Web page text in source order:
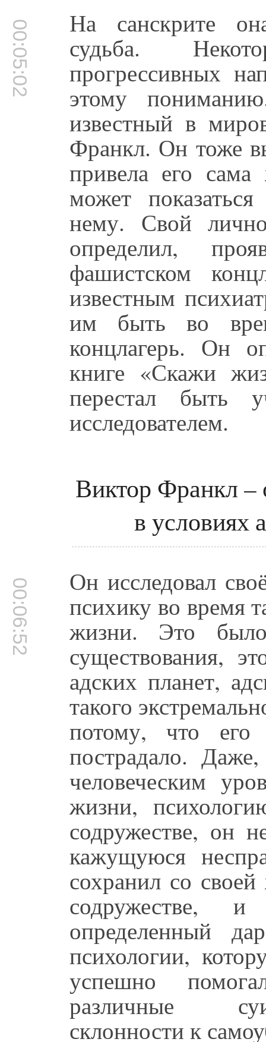
00:05:02 На санскрите
судьба.
прогрессивных
этому
известный в
Франкл. Он тоже
привела его сама
может
нему. Свой
определил,
фашистском
известным
им быть во
концлагерь. Он
книге «Скажи
перестал быть
исследователем.
Виктор Франкл –
в условиях
00:06:52 Он исследовал
психику во время
жизни. Это было
существования,
адских планет,
такого
потому, что его
пострадало.
человеческим
жизни,
содружестве, он
кажущуюся
сохранил со
определенный
психологии,
успешно
различные
склонности к